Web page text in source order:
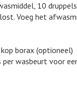
10
Voeg het
borax (optioneel)
per wasbeurt voor